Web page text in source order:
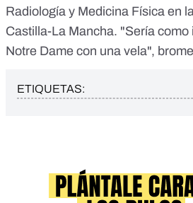
Radiología y Medicina Física en
Castilla-La Mancha. "Sería
Notre Dame con una vela",
ETIQUETAS: